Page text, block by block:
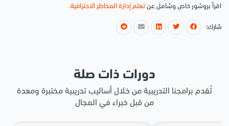
اقرأ بروشور خاص وشامل عن تعلم إدارة المخاطر الاحترافية.
شارك:
دورات ذات صلة
تُقدم برامجنا التدريبية من خلال أساليب تدريبية مختبرة ومعدة
من قبل خبراء في المجال